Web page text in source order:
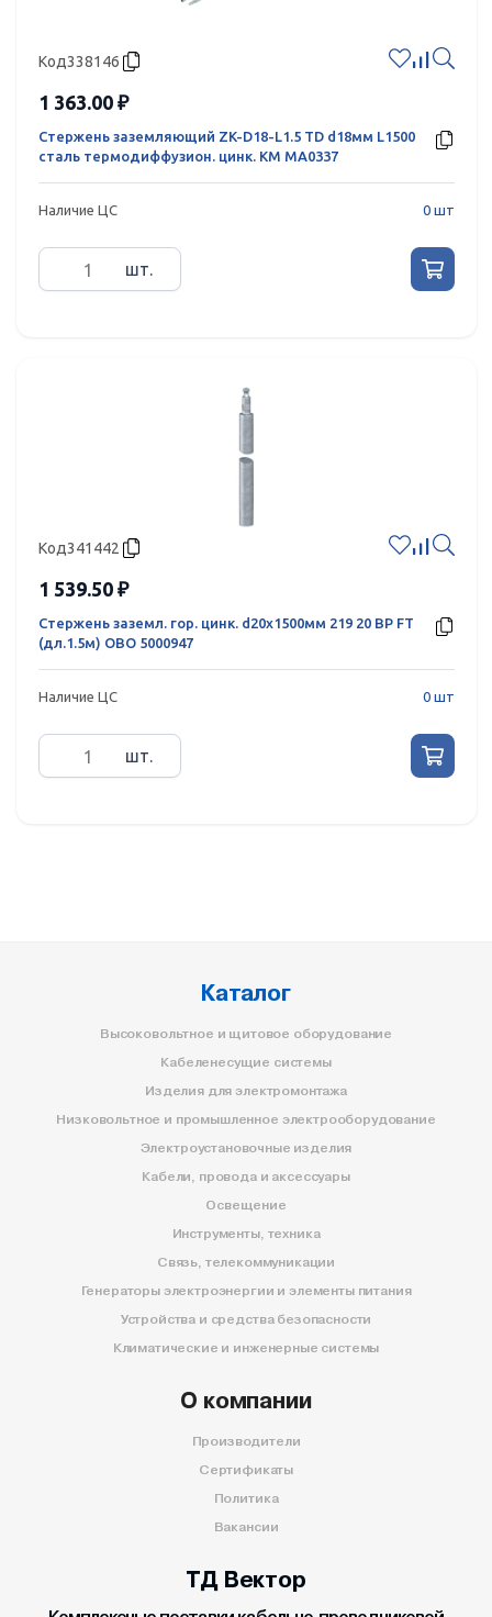
Код338146
1 363.00 ₽
Стержень заземляющий ZK-D18-L1.5 TD d18мм L1500
сталь термодиффузион. цинк. КМ MA0337
Наличие ЦС 0 шт
шт.
Код341442
1 539.50 ₽
Стержень заземл. гор. цинк. d20х1500мм 219 20 BP FT
(дл.1.5м) OBO 5000947
Наличие ЦС 0 шт
шт.
Каталог
Высоковольтное и щитовое оборудование
Кабеленесущие системы
Изделия для электромонтажа
Низковольтное и промышленное электрооборудование
Электроустановочные изделия
Кабели, провода и аксессуары
Освещение
Инструменты, техника
Связь, телекоммуникации
Генераторы электроэнергии и элементы питания
Устройства и средства безопасности
Климатические и инженерные системы
О компании
Производители
Сертификаты
Политика
Вакансии
ТД Вектор